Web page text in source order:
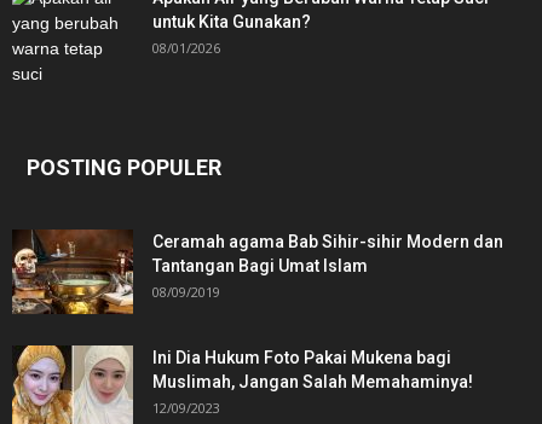
untuk Kita Gunakan?
08/01/2026
POSTING POPULER
Ceramah agama Bab Sihir-sihir Modern dan
Tantangan Bagi Umat Islam
08/09/2019
Ini Dia Hukum Foto Pakai Mukena bagi
Muslimah, Jangan Salah Memahaminya!
12/09/2023